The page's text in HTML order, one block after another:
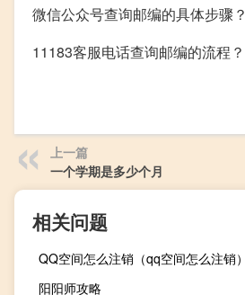
微信公众号查询邮编的具体步骤？
11183客服电话查询邮编的流程？
上一篇
一个学期是多少个月
相关问题
QQ空间怎么注销（qq空间怎么注销）
阳阳师攻略